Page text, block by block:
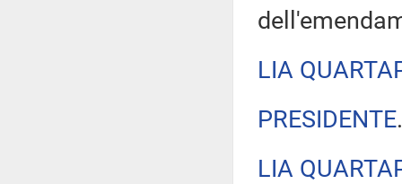
LIA
PRESIDENTE
LIA